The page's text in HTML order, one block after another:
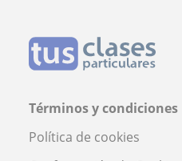
Términos y condiciones
Política de cookies